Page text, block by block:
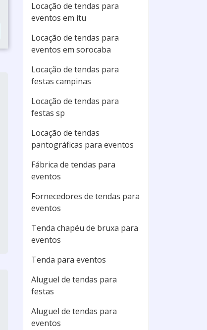
Locação de tendas para
eventos em itu
Locação de tendas para
eventos em sorocaba
Locação de tendas para
festas campinas
Locação de tendas para
festas sp
Locação de tendas
pantográficas para eventos
Fábrica de tendas para
eventos
Fornecedores de tendas para
eventos
Tenda chapéu de bruxa para
eventos
Tenda para eventos
Aluguel de tendas para
festas
Aluguel de tendas para
eventos